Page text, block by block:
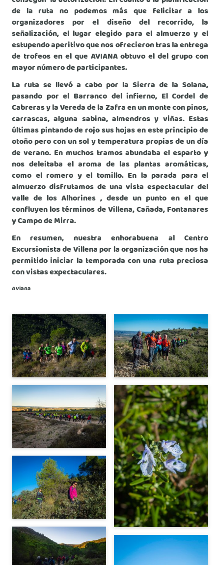
de la ruta no podemos más que felicitar a los
organizadores por el diseño del recorrido, la
señalización, el lugar elegido para el almuerzo y el
estupendo aperitivo que nos ofrecieron tras la entrega
de trofeos en el que AVIANA obtuvo el del grupo con
mayor número de participantes.
La ruta se llevó a cabo por la Sierra de la Solana,
pasando por el Barranco del infierno, El Cordel de
Cabreras y la Vereda de la Zafra en un monte con pinos,
carrascas, alguna sabina, almendros y viñas. Estas
últimas pintando de rojo sus hojas en este principio de
otoño pero con un sol y temperatura propias de un día
de verano. En muchos tramos abundaba el esparto y
nos deleitaba el aroma de las plantas aromáticas,
como el romero y el tomillo. En la parada para el
almuerzo disfrutamos de una vista espectacular del
valle de los Alhorines , desde un punto en el que
confluyen los términos de Villena, Cañada, Fontanares
y Campo de Mirra.
En resumen, nuestra enhorabuena al Centro
Excursionista de Villena por la organización que nos ha
permitido iniciar la temporada con una ruta preciosa
con vistas expectaculares.
Aviana